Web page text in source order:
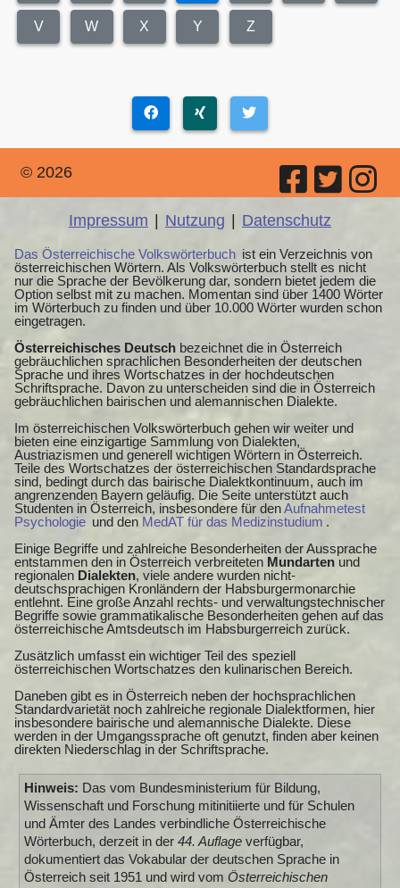
V W X Y Z
© 2026
Impressum | Nutzung | Datenschutz
Das Österreichische Volkswörterbuch ist ein Verzeichnis von
österreichischen Wörtern. Als Volkswörterbuch stellt es nicht
nur die Sprache der Bevölkerung dar, sondern bietet jedem die
Option selbst mit zu machen. Momentan sind über 1400 Wörter
im Wörterbuch zu finden und über 10.000 Wörter wurden schon
eingetragen.
Österreichisches Deutsch bezeichnet die in Österreich
gebräuchlichen sprachlichen Besonderheiten der deutschen
Sprache und ihres Wortschatzes in der hochdeutschen
Schriftsprache. Davon zu unterscheiden sind die in Österreich
gebräuchlichen bairischen und alemannischen Dialekte.
Im österreichischen Volkswörterbuch gehen wir weiter und
bieten eine einzigartige Sammlung von Dialekten,
Austriazismen und generell wichtigen Wörtern in Österreich.
Teile des Wortschatzes der österreichischen Standardsprache
sind, bedingt durch das bairische Dialektkontinuum, auch im
angrenzenden Bayern geläufig. Die Seite unterstützt auch
Studenten in Österreich, insbesondere für denAufnahmetest
Psychologie und den MedAT für das Medizinstudium .
Einige Begriffe und zahlreiche Besonderheiten der Aussprache
entstammen den in Österreich verbreiteten Mundarten und
regionalen Dialekten, viele andere wurden nicht-
deutschsprachigen Kronländern der Habsburgermonarchie
entlehnt. Eine große Anzahl rechts- und verwaltungstechnischer
Begriffe sowie grammatikalische Besonderheiten gehen auf das
österreichische Amtsdeutsch im Habsburgerreich zurück.
Zusätzlich umfasst ein wichtiger Teil des speziell
österreichischen Wortschatzes den kulinarischen Bereich.
Daneben gibt es in Österreich neben der hochsprachlichen
Standardvarietät noch zahlreiche regionale Dialektformen, hier
insbesondere bairische und alemannische Dialekte. Diese
werden in der Umgangssprache oft genutzt, finden aber keinen
direkten Niederschlag in der Schriftsprache.
Hinweis: Das vom Bundesministerium für Bildung,
Wissenschaft und Forschung mitinitiierte und für Schulen
und Ämter des Landes verbindliche Österreichische
Wörterbuch, derzeit in der 44. Auflageverfügbar,
dokumentiert das Vokabular der deutschen Sprache in
Österreich seit 1951 und wird vom Österreichischen